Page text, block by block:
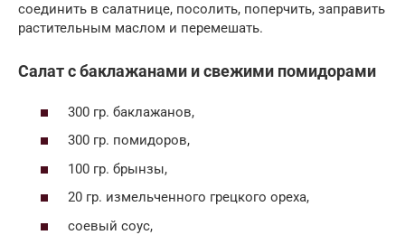
соединить в салатнице, посолить, поперчить, заправить
растительным маслом и перемешать.
Салат с баклажанами и свежими помидорами
300 гр. баклажанов,
300 гр. помидоров,
100 гр. брынзы,
20 гр. измельченного грецкого ореха,
соевый соус,